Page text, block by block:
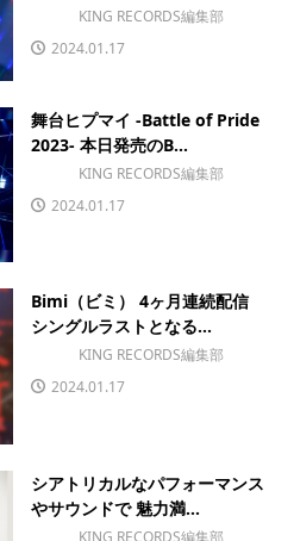
KING RECORDS編集部
2024.01.17
舞台ヒプマイ -Battle of Pride
2023- 本日発売のB...
KING RECORDS編集部
2024.01.17
Bimi（ビミ） 4ヶ月連続配信
シングルラストとなる...
KING RECORDS編集部
2024.01.17
シアトリカルなパフォーマンス
やサウンドで 魅力満...
KING RECORDS編集部